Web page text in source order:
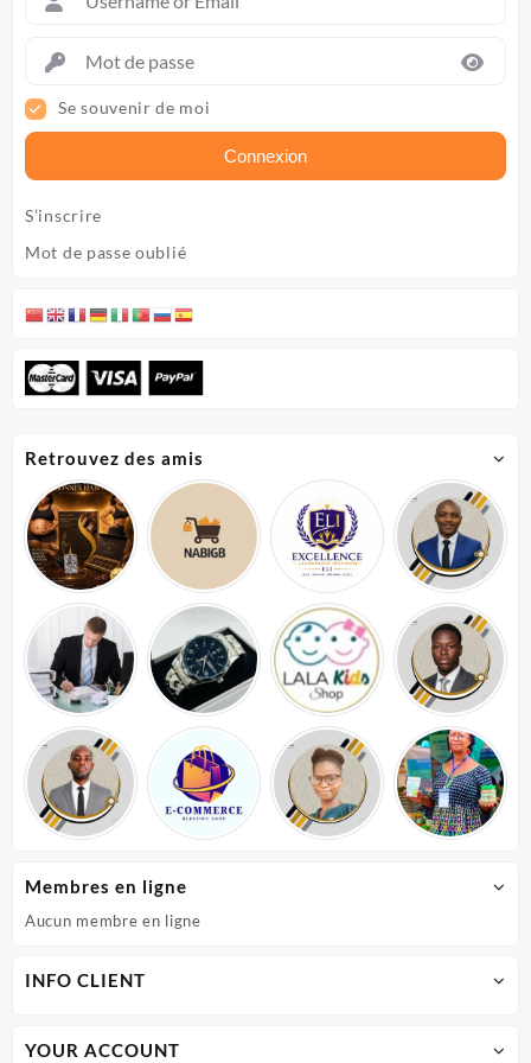
Se souvenir de moi
Connexion
S’inscrire
Mot de passe oublié
Retrouvez des amis
Membres en ligne
Aucun membre en ligne
INFO CLIENT
YOUR ACCOUNT